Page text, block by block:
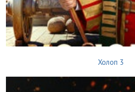
Холоп 3